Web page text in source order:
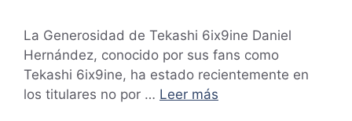
La Generosidad de Tekashi 6ix9ine Daniel
Hernández, conocido por sus fans como
Tekashi 6ix9ine, ha estado recientemente en
los titulares no por … Leer más